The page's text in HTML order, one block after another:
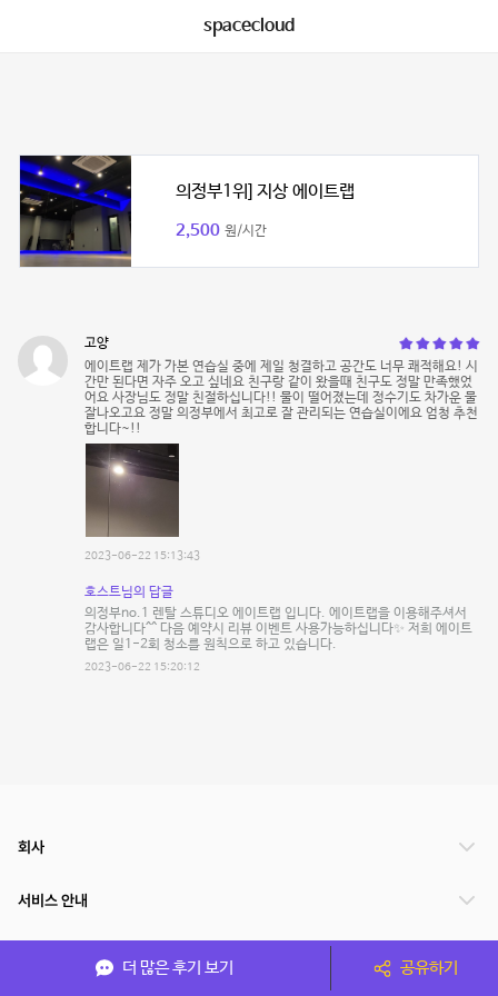
spacecloud
의정부1위] 지상 에이트랩
2,500 원/시간
고양
에이트랩 제가 가본 연습실 중에 제일 청결하고 공간도 너무 쾌적해요! 시
간만 된다면 자주 오고 싶네요 친구랑 같이 왔을때 친구도 정말 만족했었
어요 사장님도 정말 친절하십니다!! 물이 떨어졌는데 정수기도 차가운 물
잘나오고요 정말 의정부에서 최고로 잘 관리되는 연습실이에요 엄청 추천
합니다~!!
2023-06-22 15:13:43
호스트님의 답글
의정부no.1 렌탈 스튜디오 에이트랩 입니다. 에이트랩을 이용해주셔서
감사합니다^^ 다음 예약시 리뷰 이벤트 사용가능하십니다✨ 저희 에이트
랩은 일1-2회 청소를 원칙으로 하고 있습니다.
2023-06-22 15:20:12
더 많은 후기 보기 공유하기
회사
서비스 안내